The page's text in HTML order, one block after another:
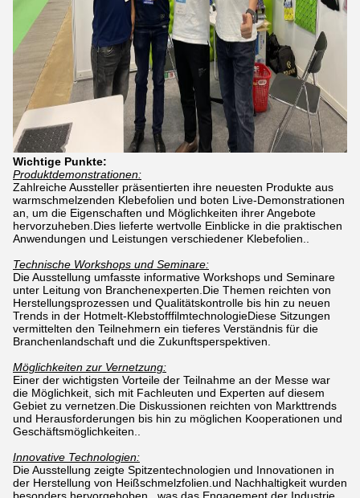
Wichtige Punkte:
Produktdemonstrationen:
Zahlreiche Aussteller präsentierten ihre neuesten Produkte aus
warmschmelzenden Klebefolien und boten Live-Demonstrationen
an, um die Eigenschaften und Möglichkeiten ihrer Angebote
hervorzuheben.Dies lieferte wertvolle Einblicke in die praktischen
Anwendungen und Leistungen verschiedener Klebefolien..
Technische Workshops und Seminare:
Die Ausstellung umfasste informative Workshops und Seminare
unter Leitung von Branchenexperten.Die Themen reichten von
Herstellungsprozessen und Qualitätskontrolle bis hin zu neuen
Trends in der Hotmelt-KlebstofffilmtechnologieDiese Sitzungen
vermittelten den Teilnehmern ein tieferes Verständnis für die
Branchenlandschaft und die Zukunftsperspektiven.
Möglichkeiten zur Vernetzung:
Einer der wichtigsten Vorteile der Teilnahme an der Messe war
die Möglichkeit, sich mit Fachleuten und Experten auf diesem
Gebiet zu vernetzen.Die Diskussionen reichten von Markttrends
und Herausforderungen bis hin zu möglichen Kooperationen und
Geschäftsmöglichkeiten..
Innovative Technologien:
Die Ausstellung zeigte Spitzentechnologien und Innovationen in
der Herstellung von Heißschmelzfolien.und Nachhaltigkeit wurden